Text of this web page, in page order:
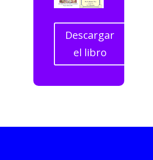
Descargar
el libro